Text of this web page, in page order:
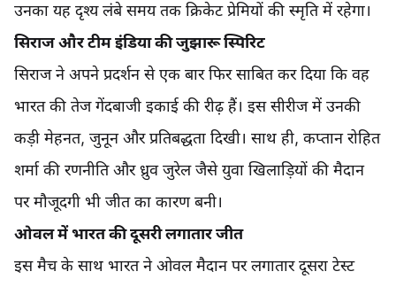
उनका यह दृश्य लंबे समय तक क्रिकेट प्रेमियों की स्मृति में रहेगा।
सिराज और टीम इंडिया की जुझारू स्पिरिट
सिराज ने अपने प्रदर्शन से एक बार फिर साबित कर दिया कि वह
भारत की तेज गेंदबाजी इकाई की रीढ़ हैं। इस सीरीज में उनकी
कड़ी मेहनत, जुनून और प्रतिबद्धता दिखी। साथ ही, कप्तान रोहित
शर्मा की रणनीति और ध्रुव जुरेल जैसे युवा खिलाड़ियों की मैदान
पर मौजूदगी भी जीत का कारण बनी।
ओवल में भारत की दूसरी लगातार जीत
इस मैच के साथ भारत ने ओवल मैदान पर लगातार दूसरा टेस्ट